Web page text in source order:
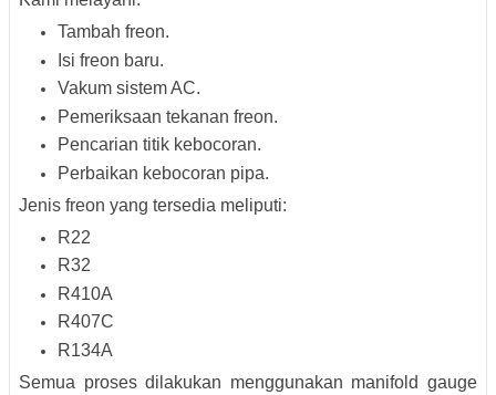
Tambah freon.
Isi freon baru.
Vakum sistem AC.
Pemeriksaan tekanan freon.
Pencarian titik kebocoran.
Perbaikan kebocoran pipa.
Jenis freon yang tersedia meliputi:
R22
R32
R410A
R407C
R134A
Semua proses dilakukan menggunakan manifold gauge